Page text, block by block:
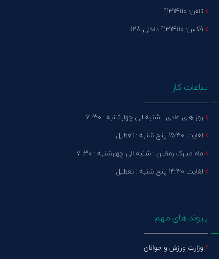
تلفن: 91314110
فکس: 91314110 داخلی 128
ساعات کار
روز های عادی : شنبه الی چهارشنبه : 30: 7
لغایت 15:30 پنج شنبه : تعطیل
ماه مبارک رمضان : شنبه الی چهارشنبه : 30: 7
لغایت 14:30 پنج شنبه : تعطیل
پیوند های مهم
وزارت ورزش و جوانان